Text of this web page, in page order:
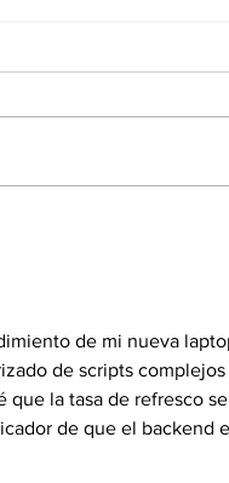
de mi nueva
de scripts
que la tasa de refresco
de que el backend